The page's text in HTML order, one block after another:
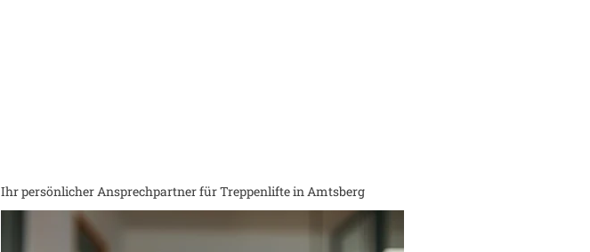
Ihr persönlicher Ansprechpartner für Treppenlifte in Amtsberg